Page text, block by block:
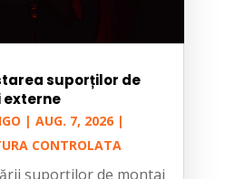
suporților de
externe
| AUG. 7, 2026|
CONTROLATA
suporților de montaj